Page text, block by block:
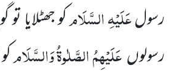
رسولعَلَیْہِ السَّلَامکو جھٹلایا
رسولوںعَلَیْہِمُ الصَّلٰوۃُ وَالسَّلَام